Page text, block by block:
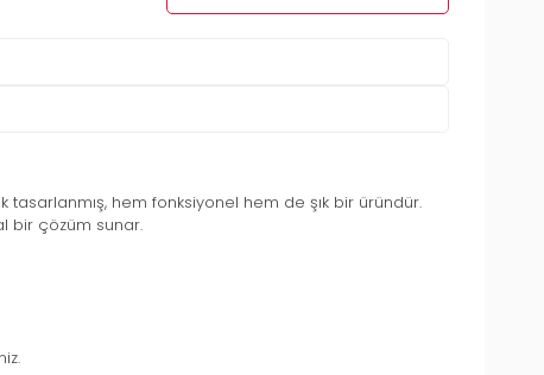
tasarlanmış, hem fonksiyonel hem de şık bir üründür.
bir çözüm sunar.